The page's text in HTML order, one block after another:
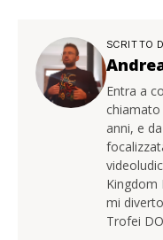
SCRITTO
Entra a
anni, e
Kingdom
mi
Trofei